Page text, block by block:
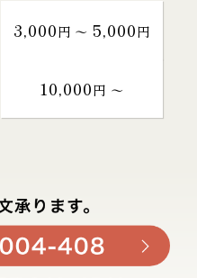
3,000円 〜 5,000円
10,000円 〜